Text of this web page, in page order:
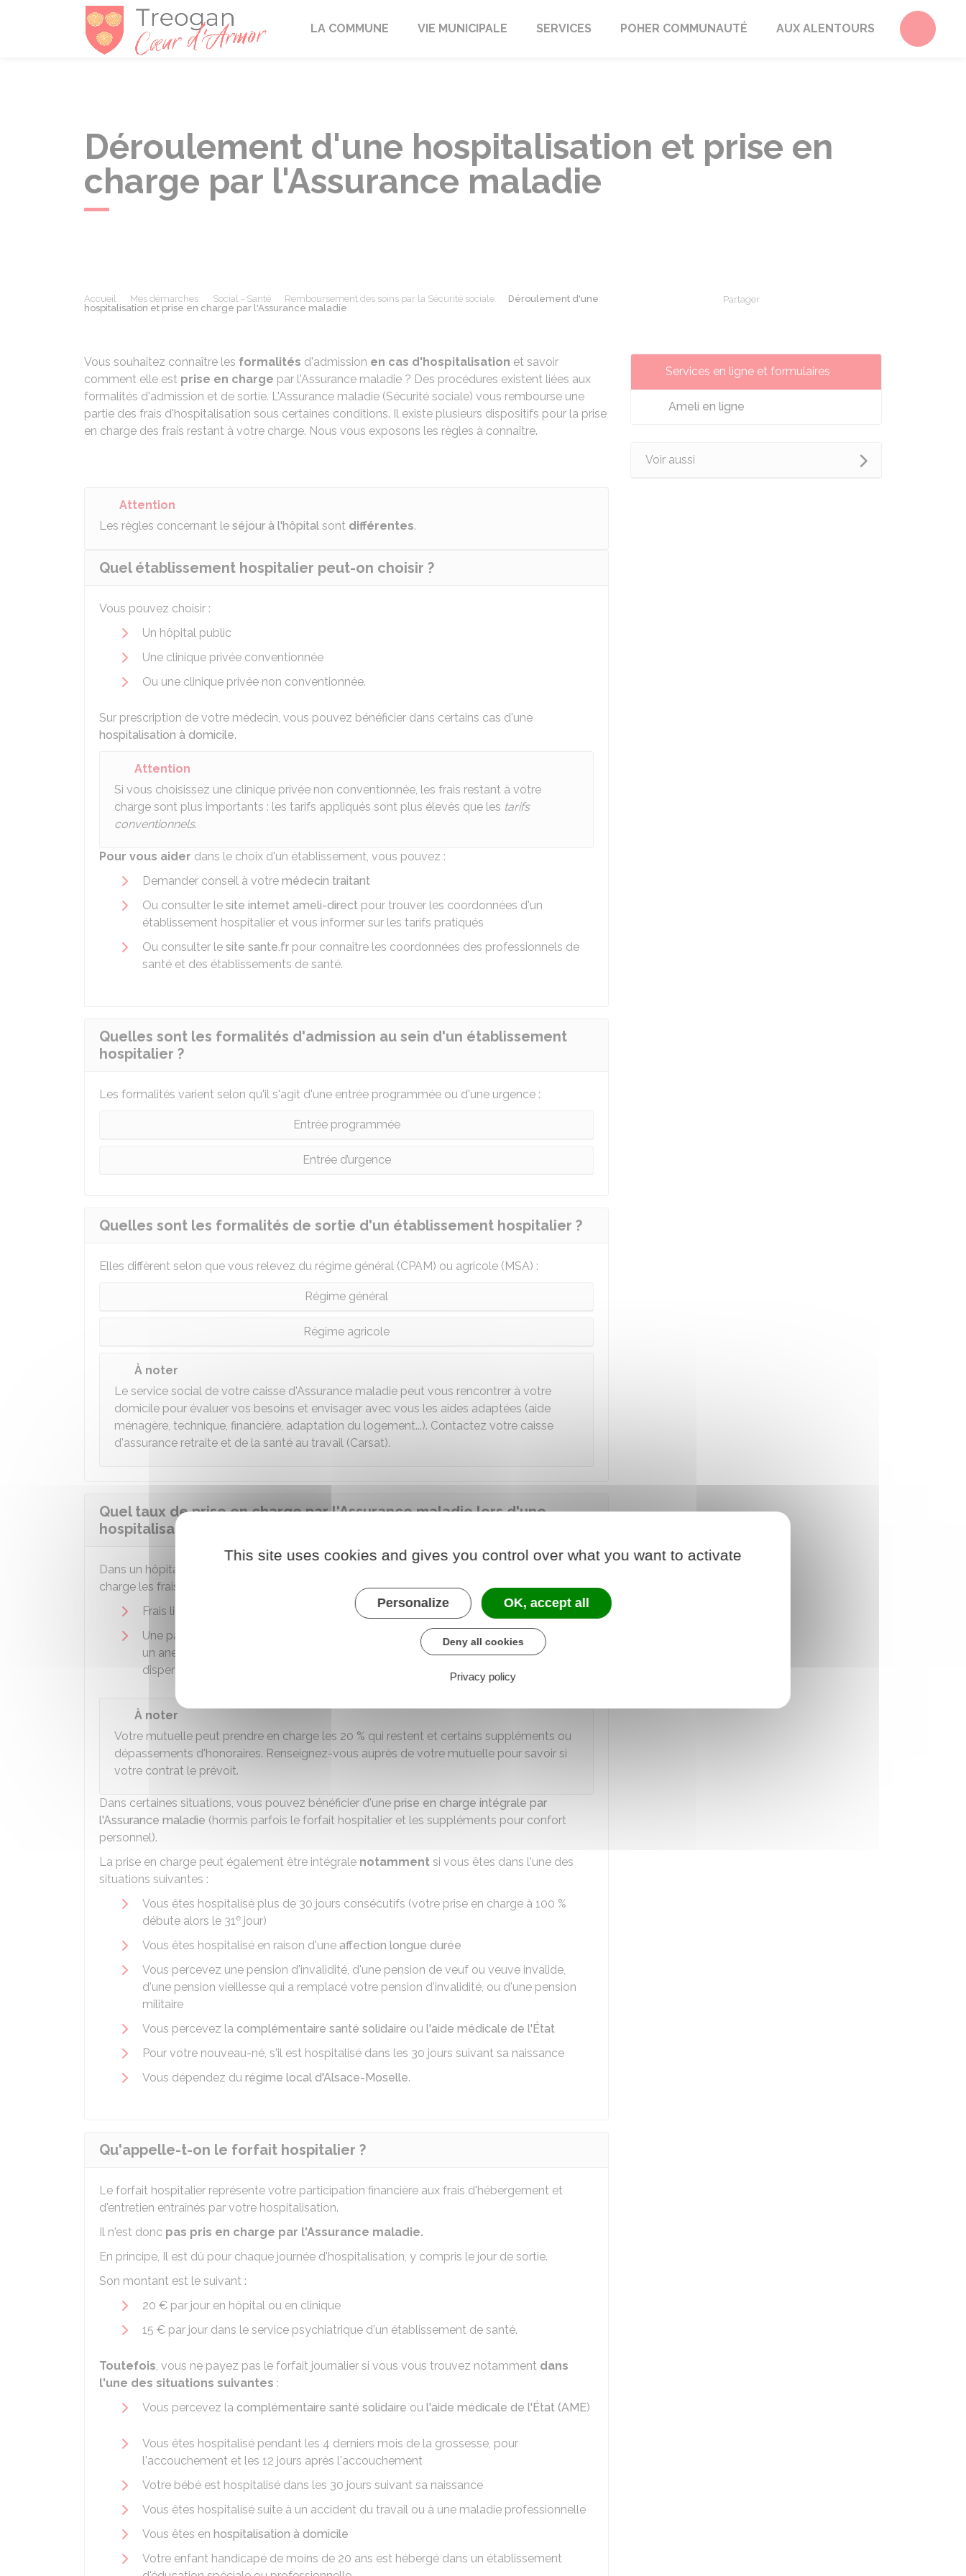
TréoganLA COMMUNE VIE MUNICIPALE SERVICES POHER COMMUNAUTÉ AUX ALENTOURS
Déroulement d'une hospitalisation et prise en
charge par l'Assurance maladie
Accueil Mes démarches Social - Santé Remboursement des soins par la Sécurité sociale
Déroulement d'une
hospitalisation et prise en charge par l'Assurance maladie
Partager
Vous souhaitez connaître les formalités d'admission en cas d'hospitalisation et savoir
comment elle est prise en charge par l'Assurance maladie ? Des procédures existent liées aux
formalités d'admission et de sortie. L'Assurance maladie (Sécurité sociale) vous rembourse une
partie des frais d'hospitalisation sous certaines conditions. Il existe plusieurs dispositifs pour la prise
en charge des frais restant à votre charge. Nous vous exposons les règles à connaître.
Attention
Les règles concernant le séjour à l'hôpital sont différentes.
Quel établissement hospitalier peut-on choisir ?
Vous pouvez choisir :
Un hôpital public
Une clinique privée conventionnée
Ou une clinique privée non conventionnée.
Sur prescription de votre médecin, vous pouvez bénéficier dans certains cas d'une
hospitalisation à domicile.
Attention
Si vous choisissez une clinique privée non conventionnée, les frais restant à votre
charge sont plus importants : les tarifs appliqués sont plus élevés que les tarifs
conventionnels.
Pour vous aider dans le choix d'un établissement, vous pouvez :
Demander conseil à votre médecin traitant
Ou consulter le site internet ameli-direct pour trouver les coordonnées d'un
établissement hospitalier et vous informer sur les tarifs pratiqués
Ou consulter le site sante.fr pour connaître les coordonnées des professionnels de
santé et des établissements de santé.
Quelles sont les formalités d'admission au sein d'un établissement
hospitalier ?
Les formalités varient selon qu'il s'agit d'une entrée programmée ou d'une urgence :
Entrée programmée
Entrée d’urgence
Quelles sont les formalités de sortie d'un établissement hospitalier ?
Elles diffèrent selon que vous relevez du régime général (CPAM) ou agricole (MSA) :
Régime général
Régime agricole
À noter
Le service social de votre caisse d'Assurance maladie peut vous rencontrer à votre
domicile pour évaluer vos besoins et envisager avec vous les aides adaptées (aide
ménagère, technique, financière, adaptation du logement...). Contactez votre caisse
d'assurance retraite et de la santé au travail (Carsat).
Quel taux de prise en charge par l'Assurance maladie lors d'une
hospitalisation ?
Dans un hôpital public ou une clinique privée conventionnée, l'Assurance maladie prend en
charge les frais suivants :
Frais liés à votre hospitalisation à
du tarif conventionnel
(sauf cas particuliers)
Une partie des soins réalisés avant ou après votre hospitalisation (consultation chez
un anesthésiste par exemple). Le taux de prise en charge varie selon les soins
dispensés.
À noter
Votre mutuelle peut prendre en charge les 20 % qui restent et certains suppléments ou
dépassements d'honoraires. Renseignez-vous auprès de votre mutuelle pour savoir si
votre contrat le prévoit.
Dans certaines situations, vous pouvez bénéficier d'une prise en charge intégrale par
l'Assurance maladie (hormis parfois le forfait hospitalier et les suppléments pour confort
personnel).
La prise en charge peut également être intégrale notamment si vous êtes dans l'une des
situations suivantes :
Vous êtes hospitalisé plus de 30 jours consécutifs (votre prise en charge à 100 %
débute alors le 31e jour)
Vous êtes hospitalisé en raison d'une affection longue durée
Vous percevez une pension d'invalidité, d'une pension de veuf ou veuve invalide,
d'une pension vieillesse qui a remplacé votre pension d'invalidité, ou d'une pension
militaire
Vous percevez la complémentaire santé solidaire ou l'aide médicale de l'État
Pour votre nouveau-né, s'il est hospitalisé dans les 30 jours suivant sa naissance
Vous dépendez du régime local d'Alsace-Moselle.
Qu'appelle-t-on le forfait hospitalier ?
Le forfait hospitalier représente votre participation financière aux frais d'hébergement et
d'entretien entraînés par votre hospitalisation.
Il n'est donc pas pris en charge par l'Assurance maladie.
En principe, Il est dû pour chaque journée d'hospitalisation, y compris le jour de sortie.
Son montant est le suivant :
20 € par jour en hôpital ou en clinique
15 € par jour dans le service psychiatrique d'un établissement de santé.
Toutefois, vous ne payez pas le forfait journalier si vous vous trouvez notamment dans
l'une des situations suivantes :
Vous percevez la complémentaire santé solidaire ou l'aide médicale de l'État (AME)
Vous êtes hospitalisé pendant les 4 derniers mois de la grossesse, pour
l'accouchement et les 12 jours après l'accouchement
Votre bébé est hospitalisé dans les 30 jours suivant sa naissance
Vous êtes hospitalisé suite à un accident du travail ou à une maladie professionnelle
Vous êtes en hospitalisation à domicile
Votre enfant handicapé de moins de 20 ans est hébergé dans un établissement
Services en ligne et formulaires
Ameli en ligne
Voir aussi
This site uses cookies and gives you control over what you want to activate
Personalize OK, accept all
Deny all cookies
Privacy policy